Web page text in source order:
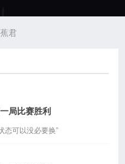
君
局比赛胜利
态可以没必要换”